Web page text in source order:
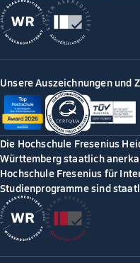
Unsere Auszeichnungen und
Die Hochschule Fresenius
Württemberg staatlich
Hochschule Fresenius für
Studienprogramme sind